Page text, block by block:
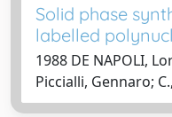
Solid phase
labelled
1988 DE NAPOLI,
Piccialli, Gennaro;